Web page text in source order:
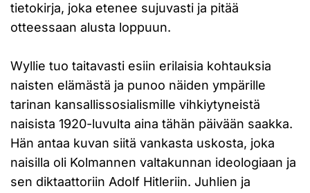
tietokirja, joka etenee sujuvasti ja pitää
otteessaan alusta loppuun.
Wyllie tuo taitavasti esiin erilaisia kohtauksia
naisten elämästä ja punoo näiden ympärille
tarinan kansallissosialismille vihkiytyneistä
naisista 1920-luvulta aina tähän päivään saakka.
Hän antaa kuvan siitä vankasta uskosta, joka
naisilla oli Kolmannen valtakunnan ideologiaan ja
sen diktaattoriin Adolf Hitleriin. Juhlien ja